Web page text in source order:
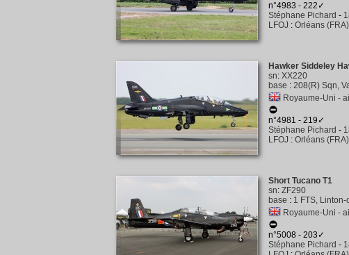
n°4983 - 222✓
Stéphane Pichard -
LFOJ : Orléans
Hawker Siddeley
sn: XX220
base : 208(R) Sqn,
Royaume-Uni -
n°4981 - 219✓
Stéphane Pichard -
LFOJ : Orléans
Short Tucano T1
sn: ZF290
base : 1 FTS,
Royaume-Uni -
n°5008 - 203✓
Stéphane Pichard -